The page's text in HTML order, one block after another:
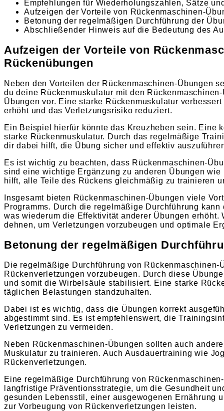
Empfehlungen für Wiederholungszahlen, Sätze
Aufzeigen der Vorteile von Rückenmaschinen-
Betonung der regelmäßigen Durchführung der
Abschließender Hinweis auf die Bedeutung des
Aufzeigen der Vorteile von
Rückenübungen
Neben den Vorteilen der Rückenmaschinen-Übungen
du deine Rückenmuskulatur mit den
Übungen vor. Eine starke Rückenmuskulatur
erhöht und das Verletzungsrisiko reduziert.
Ein Beispiel hierfür könnte das Kreuzheben sein. Eine
starke Rückenmuskulatur. Durch das regelmäßige
dir dabei hilft, die Übung sicher und effektiv
Es ist wichtig zu beachten, dass Rückenmaschinen-
sind eine wichtige Ergänzung zu anderen Übungen
hilft, alle Teile des Rückens gleichmäßig zu trainieren
Insgesamt bieten Rückenmaschinen-Übungen viele
Programms. Durch die regelmäßige Durchführung
was wiederum die Effektivität anderer Übungen
dehnen, um Verletzungen vorzubeugen und optimale
Betonung der regelmäßigen
Die regelmäßige Durchführung von
Rückenverletzungen vorzubeugen. Durch diese
und somit die Wirbelsäule stabilisiert. Eine starke
täglichen Belastungen standzuhalten.
Dabei ist es wichtig, dass die Übungen korrekt
abgestimmt sind. Es ist empfehlenswert, die
Verletzungen zu vermeiden.
Neben Rückenmaschinen-Übungen sollten auch
Muskulatur zu trainieren. Auch Ausdauertraining wie
Rückenverletzungen.
Eine regelmäßige Durchführung von
langfristige Präventionsstrategie, um die Gesundheit
gesunden Lebensstil, einer ausgewogenen Ernährung
zur Vorbeugung von Rückenverletzungen leisten.